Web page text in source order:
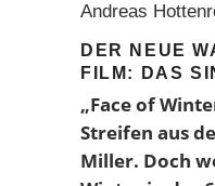
Andreas
DER NEUE
FILM: DAS
„Face of
Streifen aus
Miller. Doch